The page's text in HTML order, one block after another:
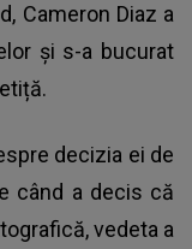
Cameron Diaz a
și s-a bucurat
decizia ei de
când a decis că
vedeta a